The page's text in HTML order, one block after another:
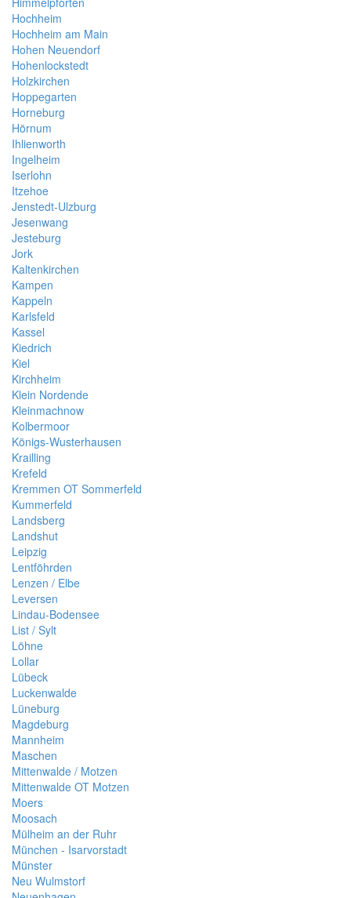
Hochheim
Hochheim am Main
Hohen Neuendorf
Hohenlockstedt
Holzkirchen
Hoppegarten
Horneburg
Hörnum
Ihlienworth
Ingelheim
Iserlohn
Itzehoe
Jenstedt-Ulzburg
Jesenwang
Jesteburg
Jork
Kaltenkirchen
Kampen
Kappeln
Karlsfeld
Kassel
Kiedrich
Kiel
Kirchheim
Klein Nordende
Kleinmachnow
Kolbermoor
Königs-Wusterhausen
Krailling
Krefeld
Kremmen OT Sommerfeld
Kummerfeld
Landsberg
Landshut
Leipzig
Lentföhrden
Lenzen / Elbe
Leversen
Lindau-Bodensee
List / Sylt
Löhne
Lollar
Lübeck
Luckenwalde
Lüneburg
Magdeburg
Mannheim
Maschen
Mittenwalde / Motzen
Mittenwalde OT Motzen
Moers
Moosach
Mülheim an der Ruhr
München - Isarvorstadt
Münster
Neu Wulmstorf